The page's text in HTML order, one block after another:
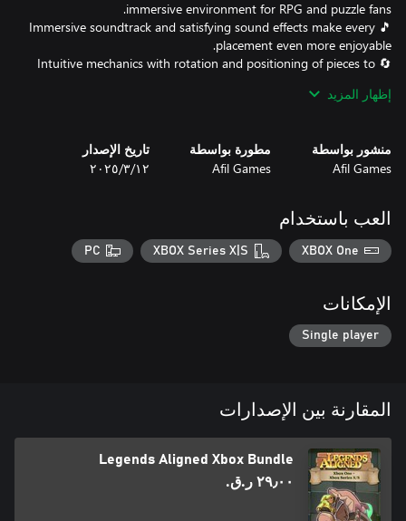
🎵 Immersive soundtrack and satisfying sound effects make every
🔄 Intuitive mechanics with rotation and positioning of pieces to
in a world where every piece has its perfect place!
إظهار المزيد
منشور بواسطة
Afil Games
مطورة بواسطة
Afil Games
تاريخ الإصدار
١٢‏/٣‏/٢٠٢٥
العب باستخدام
XBOX One
XBOX Series X|S
PC
الإمكانات
Single player
المقارنة بين الإصدارات
Legends Aligned Xbox Bundle
٢٩٫٠٠ ر.ق.‏